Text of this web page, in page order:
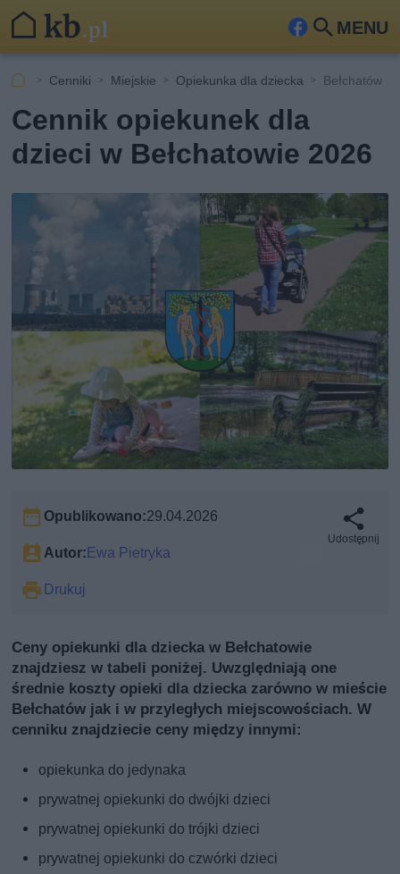
MENU
Fa
ook
Szu
kaj
Cenniki Miejskie Opiekunka dla dziecka Bełchatów
Cennik opiekunek dla
dzieci w Bełchatowie 2026
Opublikowano:29.04.2026
Autor: Ewa Pietryka
Drukuj
Udostępnij
Ceny opiekunki dla dziecka w Bełchatowie
znajdziesz w tabeli poniżej. Uwzględniają one
średnie koszty opieki dla dziecka zarówno w mieście
Bełchatów jak i w przyległych miejscowościach. W
cenniku znajdziecie ceny między innymi:
opiekunka do jedynaka
prywatnej opiekunki do dwójki dzieci
prywatnej opiekunki do trójki dzieci
prywatnej opiekunki do czwórki dzieci